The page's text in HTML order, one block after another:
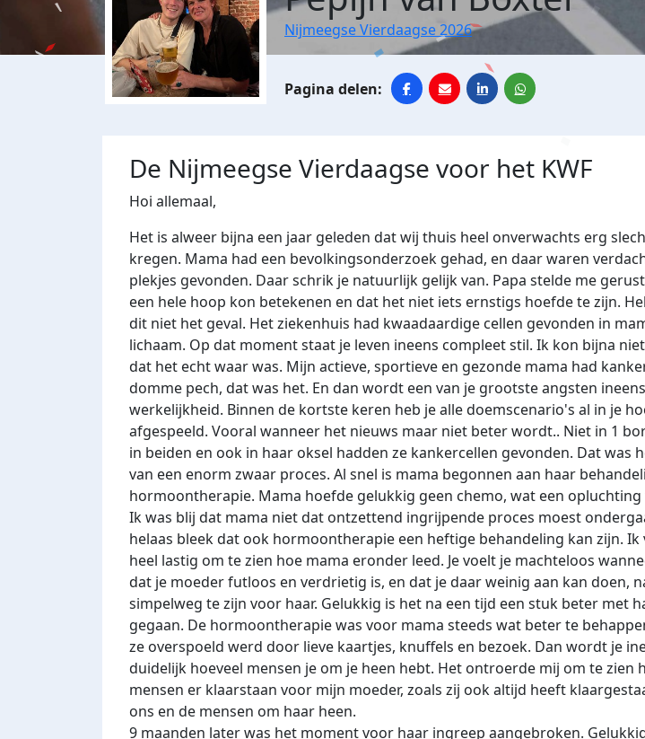
Nijmeegse Vierdaagse 2026
De Nijmeegse Vierdaagse voor het KWF
Hoi allemaal,
Het is alweer bijna een jaar geleden dat wij thuis heel onverwachts erg
kregen. Mama had een bevolkingsonderzoek gehad, en daar waren
plekjes gevonden. Daar schrik je natuurlijk gelijk van. Papa stelde me
een hele hoop kon betekenen en dat het niet iets ernstigs hoefde te zijn.
dit niet het geval. Het ziekenhuis had kwaadaardige cellen gevonden in
lichaam. Op dat moment staat je leven ineens compleet stil. Ik kon bijna
dat het echt waar was. Mijn actieve, sportieve en gezonde mama had
domme pech, dat was het. En dan wordt een van je grootste angsten ineens
werkelijkheid. Binnen de kortste keren heb je alle doemscenario's al in je
afgespeeld. Vooral wanneer het nieuws maar niet beter wordt.. Niet in 1
in beiden en ook in haar oksel hadden ze kankercellen gevonden. Dat was
van een enorm zwaar proces. Al snel is mama begonnen aan haar
hormoontherapie. Mama hoefde gelukkig geen chemo, wat een opluchting
Ik was blij dat mama niet dat ontzettend ingrijpende proces moest
helaas bleek dat ook hormoontherapie een heftige behandeling kan zijn. Ik
heel lastig om te zien hoe mama eronder leed. Je voelt je machteloos
dat je moeder futloos en verdrietig is, en dat je daar weinig aan kan doen,
simpelweg te zijn voor haar. Gelukkig is het na een tijd een stuk beter met
gegaan. De hormoontherapie was voor mama steeds wat beter te
ze overspoeld werd door lieve kaartjes, knuffels en bezoek. Dan wordt je
duidelijk hoeveel mensen je om je heen hebt. Het ontroerde mij om te zien
mensen er klaarstaan voor mijn moeder, zoals zij ook altijd heeft
ons en de mensen om haar heen.
9 maanden later was het moment voor haar ingreep aangebroken.